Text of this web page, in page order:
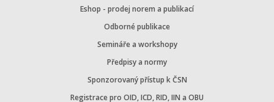
Eshop - prodej norem a publikací
Odborné publikace
Semináře a workshopy
Předpisy a normy
Sponzorovaný přístup k ČSN
Registrace pro OID, ICD, RID, IIN a OBU